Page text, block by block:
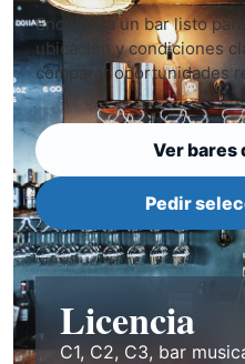
Encuentra un bar listo
ubicación y condiciones
comparar oportunidades
Ver bares
Pedir
Licencia
C1, C2, C3, bar